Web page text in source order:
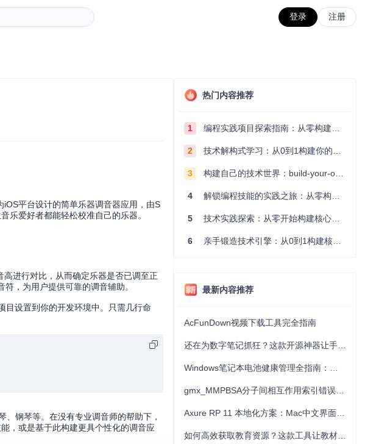
登录 注册
平台设计的简单乐器调音器应用，由S
乐爱好者都能轻松校准自己的乐器。
进行对比，从而确定乐器是否已调至正
，为用户提供可靠的调音辅助。
目设置到你的开发环境中。只需几行命
钢琴等。在没有专业调音师的帮助下，
，或是基于此构建更具个性化的调音应
热门内容推荐
1 编程实践项目探索指南：从零构建技术能力体系
2 技术解构式学习：从0到1构建你的编程知识体系
3 构建自己的技术世界：build-your-own-x项目的实践探索指南
4 解锁编程技能的实践之旅：从零构建你的技术世界
5 技术实践探索：从零开始构建核心系统的实践指南
6 亲手锻造技术引擎：从0到1构建核心系统的实践指南
最新内容推荐
AcFunDown视频下载工具完全指南